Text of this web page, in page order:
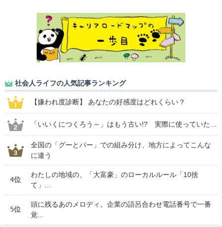
社会人ライフの人気記事ランキング
【嫌われ度診断】 あなたの好感度はどれくらい？
「いいくにつくろう～」はもう古い!? 実際に使っていた...
全国の「グーとパー」での組み分け、地方によってこんな
に違う
4位
わたしの地域の、「大富豪」のローカルルール「10捨
て」...
5位
頭に残るあのメロディ。企業の語呂合わせ電話番号で一番
覚...